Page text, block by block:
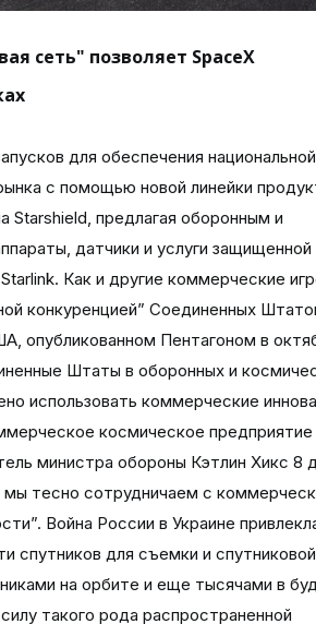
сеть" позволяет SpaceX
готова создать отдельное бизнес-подразделение для обработки спутников, изготовленных на заказ для оборонных и разведывательных заказчиков. “Компания получит больше возможностей для обслуживания военных с помощью своих спутниковых шин Starlink второго поколения, которые обещают быть больше и способны принимать полезную нагрузку с более высокими требованиями к энергопотреблению”. Учитывая, как быстро компания строит спутники, Пенн сказал: “у министерства обороны есть возможность воспользоваться преимуществами горячей производственной линии, чтобы добиться значительной экономии средств по сравнению с более традиционными приобретениями на заказ”. МИНИСТЕРСТВО ОБОРОНЫ ВЫНУЖДЕНО ВНЕДРЯТЬ ИННОВАЦИИ Глава отдела закупок космических сил Фрэнк Калвелли сказал, что министерство обороны должно действовать быстро, чтобы воспользоваться преимуществами коммерчески доступных технологий и отказаться от традиционных программ разработки, которые постоянно отстают от графика и превышают бюджет. “На департамент оказывается большое давление, чтобы ускорить освоение космоса”, - сказал Калвелли, помощник министра ВВС по космическим приобретениям и интеграции, 15 декабря на круглом столе космического бизнеса в Вашингтоне. “Скорость в освоении космоса - это очень простая формула”, - сказал Калвелли. “Вы строите меньшие спутники, используете существующие технологии и сокращаете количество повторяющихся инженерных работ. Вы используете коммерческие возможности и выполняете ”. Эти комментарии являются признанием того, что американским военным “придется принять новую модель” для закупки космических систем, сказал Эвен Роджерс, бывший офицер космических операций ВВС США, а в настоящее время генеральный директор True Anomaly, нового космического стартапа, поддерживаемого венчурным капиталом. “Космическим силам необходимо сотрудничать с такими компаниями, как SpaceX, и со всеми, кто может предоставить полностью интегрированные решения для миссий, а не просто алгоритм или отдельный космический корабль”, - сказал Роджерс. По его словам, главные подрядчики министерства обороны “действительно хороши в больших и дорогостоящих программах, которые являются своего рода основой инфраструктуры безопасности и сдерживания. В чем они не хороши, так это в очень быстрой итерации для адаптации к быстро меняющейся среде ”. В то же время коммерческие космические компании сталкиваются с жесткими финансовыми условиями и нуждаются в клиентах национальной безопасности, сказал он. “Оборона - это то место, где будет большой рост из-за стратегической конкуренции с Россией и Китаем. Чего хочет Министерство обороны, так это оборонных технологий на уровне инноваций коммерческих технологий. Это и есть Святой Грааль”. Трей Стивенс, директор Founders Fund, чьи инвестиции включают SpaceX, сказал, что венчурные капиталисты “думают о сборе средств совсем иначе, чем в 2020 и 2021 годах”. “Раньше мы были в некотором роде самодовольны, потому что думали, что мир - это совершенно безопасное место ... и все реальные деньги, которые можно заработать, - это потребительские и интернет-продукты. И я думаю, что Украина разбудила людей ”, - сказал Стивенс 3 декабря в подкасте Burn Bag по национальной безопасности и внешней политике. “Учитывая все, что мы наблюдаем на международном уровне, не только с Украиной, но и с тем, что происходит в Иране, что происходит в Северной Корее, потенциальную угрозу Тайваню, - сказал он, - я думаю, что все как бы возвращаются к черте